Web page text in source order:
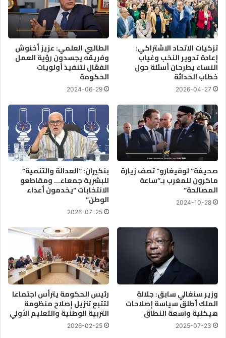
تزكيات الاتحاد الاشتراكي:
إعادة تدوير النخب وغياب
النساء يطرحان أسئلة حول
خطاب الحداثة
2026-04-27
الطالبي العلمي: عزيز أخنوش
وفريقه يجسدون رؤية العمل
الفعّال لتنفيذ أولويات
الحكومة
2024-06-29
صحيفة” لوفيغارو” تصف زيارة
ماكرون للمغرب بـ”ساعة
المصالحة”
2024-10-28
بنكيران: “العدالة والتنمية”
للبشرية جمعاء… ومقاطعو
الانتخابات “يخدمون أعداء
الوطن”
2026-07-25
وزير سنغالي سابق: جلالة
الملك أطلق سياسة إصلاحات
هيكلية واسعة النطاق
2025-07-23
رئيس الحكومة يترأس اجتماعا
لتتبع تنزيل إصلاح منظومة
التربية الوطنية والتعليم الأولي
2026-02-25